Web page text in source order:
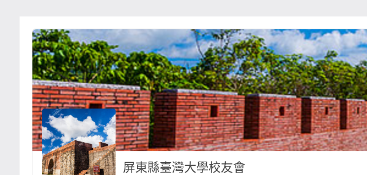
屏東縣臺灣大學校友會